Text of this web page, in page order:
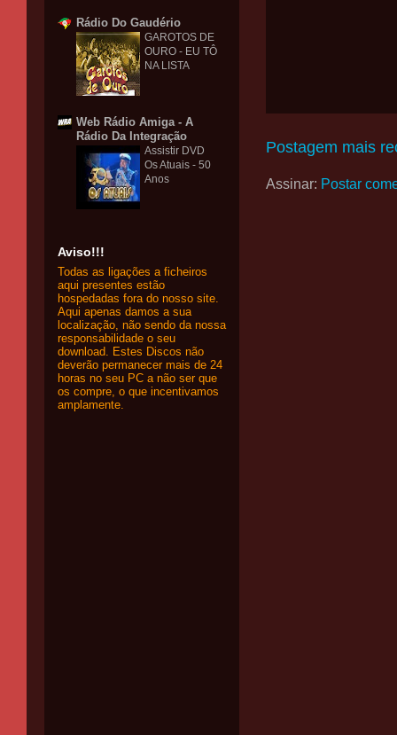
Postagem mais
Assinar: Postar
Rádio Do Gaudério
GAROTOS DE
OURO - EU TÔ
NA LISTA
Web Rádio Amiga - A
Rádio Da Integração
Assistir DVD
Os Atuais - 50
Anos
Aviso!!!
Todas as ligações a ficheiros
aqui presentes estão
hospedadas fora do nosso site.
Aqui apenas damos a sua
localização, não sendo da nossa
responsabilidade o seu
download. Estes Discos não
deverão permanecer mais de 24
horas no seu PC a não ser que
os compre, o que incentivamos
amplamente.